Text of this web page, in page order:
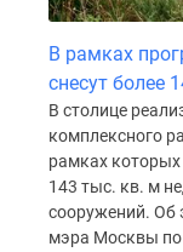
поселки
водоема
Коттеджные
поселки
ипотеку
Бизнес-
центры
В рамках
снесут более
В столице
комплексного
рамках которых
143 тыс. кв. м
сооружений. Об
мэра Москвы